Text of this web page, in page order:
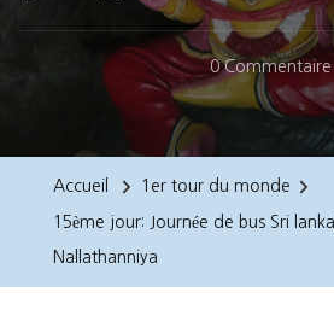
0 Commentaire
Accueil 1er tour du monde
15ème jour: Journée de bus Sri
Nallathanniya